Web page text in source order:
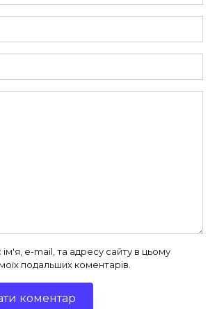
e-mail, та адресу сайту в цьому
подальших коментарів.